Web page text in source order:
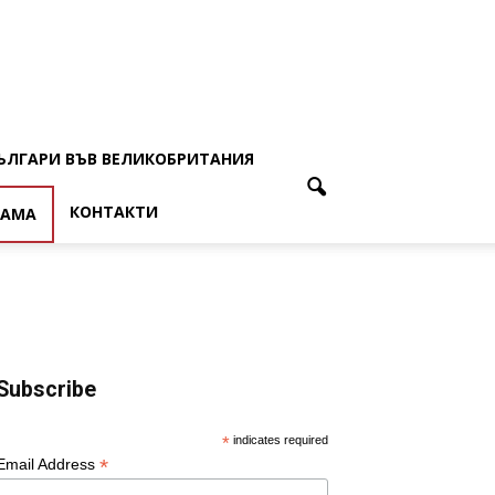
ВЪВ ВЕЛИКОБРИТАНИЯ
КОНТАКТИ
* indicates required
Address *